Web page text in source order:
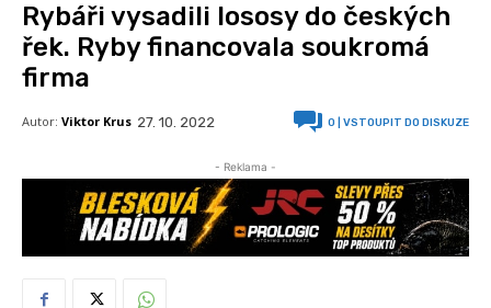
Rybáři vysadili lososy do českých
řek. Ryby financovala soukromá
firma
Autor: Viktor Krus 27. 10. 2022 0 | VSTOUPIT DO DISKUZE
- Reklama -